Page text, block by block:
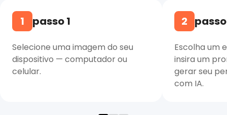
1 passo 1
Selecione uma imagem do seu
dispositivo — computador ou
celular.
2
Escolha um
insira um
gerar seu
com IA.